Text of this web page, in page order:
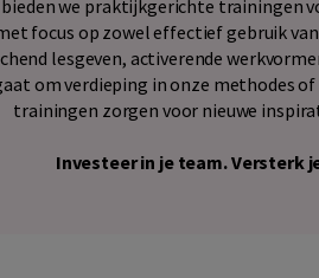
we praktijkgerichte trainingen
focus op zowel effectief gebruik
lesgeven, activerende
om verdieping in onze methodes
trainingen zorgen voor nieuwe
Investeer in je team. Versterk